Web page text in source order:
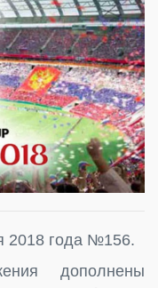
2018 года №156.
дополнены